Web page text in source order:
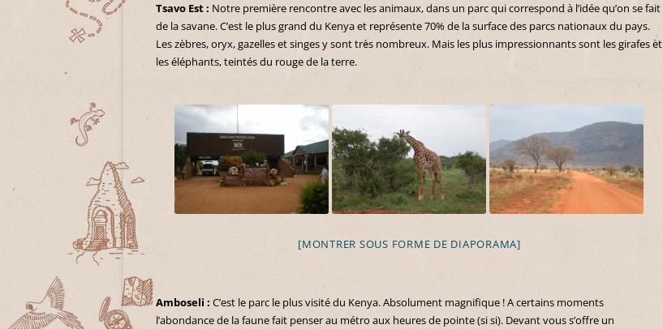
Tsavo Est : Notre première rencontre avec les animaux, dans un parc qui correspond à l’idée qu’on se fait
de la savane. C’est le plus grand du Kenya et représente 70% de la surface des parcs nationaux du pays.
Les zèbres, oryx, gazelles et singes y sont très nombreux. Mais les plus impressionnants sont les girafes et
les éléphants, teintés du rouge de la terre.
[MONTRER SOUS FORME DE DIAPORAMA]
Amboseli : C’est le parc le plus visité du Kenya. Absolument magnifique ! A certains moments
l’abondance de la faune fait penser au métro aux heures de pointe (si si). Devant vous s’offre un